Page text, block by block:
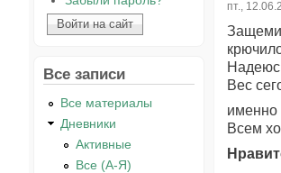
пт.,
Вес
именно
Всем
Все записи
Все материалы
Дневники
Активные
Все (А-Я)